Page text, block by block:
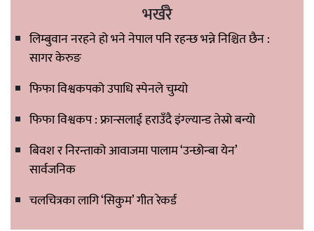
भर्खरै
लिम्बुवान नरहने हो भने नेपाल पनि रहन्छ भन्ने निश्चित छैन :
सागर केरुङ
फिफा विश्वकपको उपाधि स्पेनले चुम्यो
फिफा विश्वकप : फ्रान्सलाई हराउँदै इंग्ल्यान्ड तेस्रो बन्यो
बिवश र निरन्ताको आवाजमा पालाम ‘उन्छोन्बा येन’
सार्वजनिक
चलचित्रका लागि ‘सिकुम’ गीत रेकर्ड